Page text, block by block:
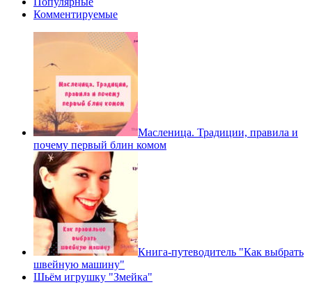
Комментируемые
Масленица. Традиции, правила и
почему первый блин комом
Книга-путеводитель "Как выбрать
швейную машину"
Шьём игрушку "Змейка"